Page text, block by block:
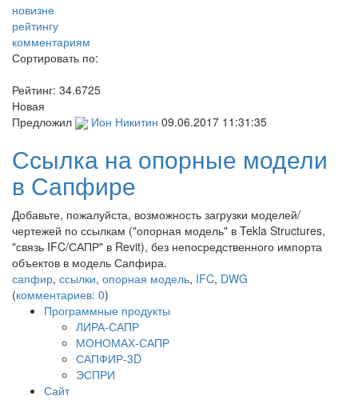
новизне
рейтингу
комментариям
Сортировать по:
Рейтинг: 34.6725
Новая
Предложил
Ион Никитин 09.06.2017 11:31:35
Ссылка на опорные модели
в Сапфире
Добавьте, пожалуйста, возможность загрузки моделей/
чертежей по ссылкам ("опорная модель" в Tekla Structures,
"связь IFC/САПР" в Revit), без непосредственного импорта
объектов в модель Сапфира.
сапфир, ссылки, опорная модель, IFC, DWG
(комментариев: 0)
Программные продукты
ЛИРА-САПР
МОНОМАХ-САПР
САПФИР-3D
ЭСПРИ
Сайт